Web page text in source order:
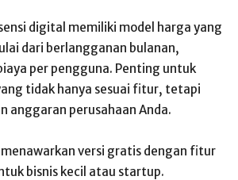
digital memiliki model harga yang
dari berlangganan bulanan,
per pengguna. Penting untuk
tidak hanya sesuai fitur, tetapi
anggaran perusahaan Anda.
menawarkan versi gratis dengan fitur
bisnis kecil atau startup.